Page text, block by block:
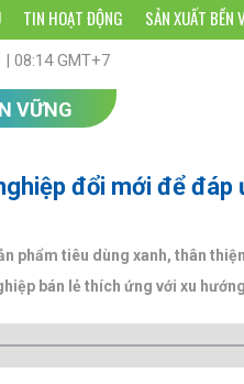
TIN HOẠT ĐỘNG SẢN XUẤT BỀN
08:14 GMT+7
VỮNG
đổi mới để
phẩm tiêu dùng xanh, thân
bán lẻ thích ứng với xu